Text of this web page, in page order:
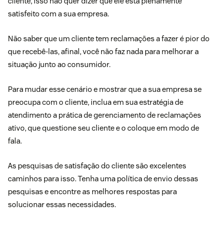
satisfeito com a sua empresa.
Não saber que um cliente tem reclamações a fazer é pior do
que recebê-las, afinal, você não faz nada para melhorar a
situação junto ao consumidor.
Para mudar esse cenário e mostrar que a sua empresa se
preocupa com o cliente, inclua em sua estratégia de
atendimento a prática de gerenciamento de reclamações
ativo, que questione seu cliente e o coloque em modo de
fala.
As pesquisas de satisfação do clientesão excelentes
caminhos para isso. Tenha uma política de envio dessas
pesquisas e encontre as melhores respostas para
solucionar essas necessidades.